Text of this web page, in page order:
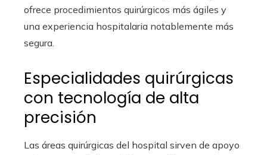
ofrece procedimientos quirúrgicos más ágiles y
una experiencia hospitalaria notablemente más
segura.
Especialidades quirúrgicas
con tecnología de alta
precisión
Las áreas quirúrgicas del hospital sirven de apoyo